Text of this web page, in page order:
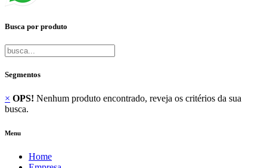
Busca por produto
Segmentos
× OPS! Nenhum produto encontrado, reveja os critérios da sua
busca.
Menu
Home